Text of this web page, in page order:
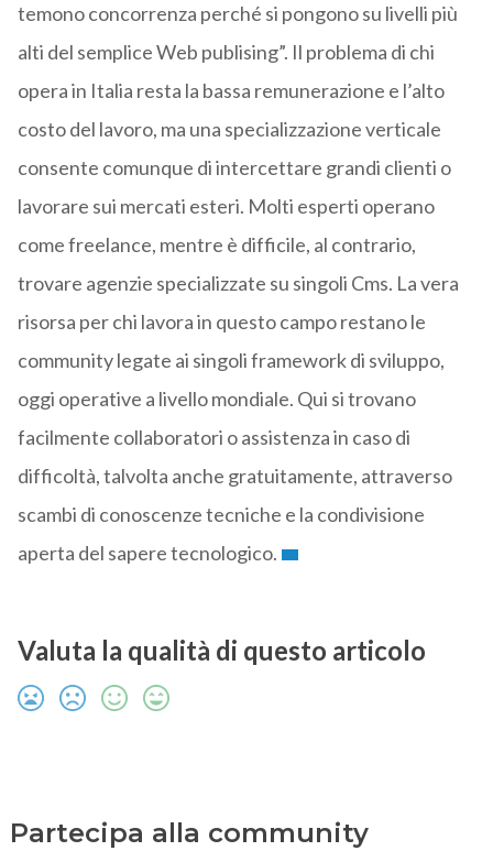
temono concorrenza perché si pongono su livelli più
alti del semplice Web publising”. Il problema di chi
opera in Italia resta la bassa remunerazione e l’alto
costo del lavoro, ma una specializzazione verticale
consente comunque di intercettare grandi clienti o
lavorare sui mercati esteri. Molti esperti operano
come freelance, mentre è difficile, al contrario,
trovare agenzie specializzate su singoli Cms. La vera
risorsa per chi lavora in questo campo restano le
community legate ai singoli framework di sviluppo,
oggi operative a livello mondiale. Qui si trovano
facilmente collaboratori o assistenza in caso di
difficoltà, talvolta anche gratuitamente, attraverso
scambi di conoscenze tecniche e la condivisione
aperta del sapere tecnologico.
Valuta la qualità di questo articolo
Partecipa alla community